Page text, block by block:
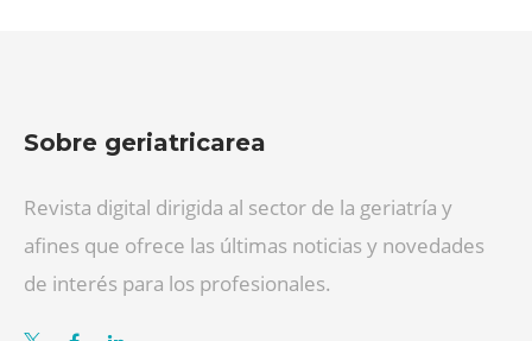
Sobre geriatricarea
Revista digital dirigida al sector de la geriatría y
afines que ofrece las últimas noticias y novedades
de interés para los profesionales.